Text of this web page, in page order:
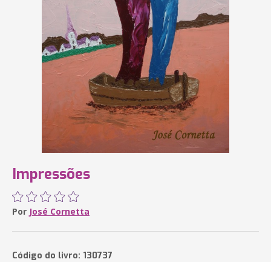
Impressões
Por José Cornetta
Código do livro: 130737